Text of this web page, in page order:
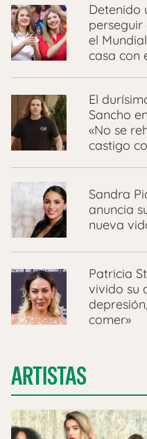
Detenido
perseguir
el
casa con
El
Sancho
«No se
castigo
Sandra
anuncia
nueva
Patricia
vivido su
comer»
ARTISTAS